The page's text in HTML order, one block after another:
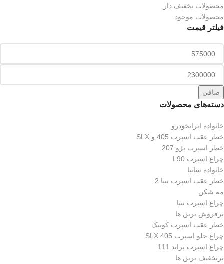
محصولات تخفیف دار
محصولات موجود
فیلتر قیمت
صافی
دسته‌های محصولات
خانواده ایرانخودرو
خطر عقب اسپرت 405 و SLX
خطر اسپرت پژو 207
چراغ اسپرت L90
خانواده سایپا
خطر عقب اسپرت تیبا 2
مه شکن
چراغ اسپرت تیبا
پرفروش ترین ها
خطر عقب اسپرت کوییک
چراغ جلو اسپرت 405 SLX
چراغ اسپرت پراید 111
پرتخفیف ترین ها